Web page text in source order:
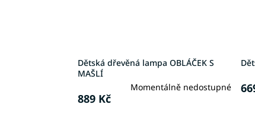
Dětská dřevěná lampa OBLÁČEK S
MAŠLÍ
Momentálně nedostupné
889 Kč